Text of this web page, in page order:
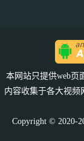
本网站只提供web页
内容收集于各大视频
Copyright © 2020-